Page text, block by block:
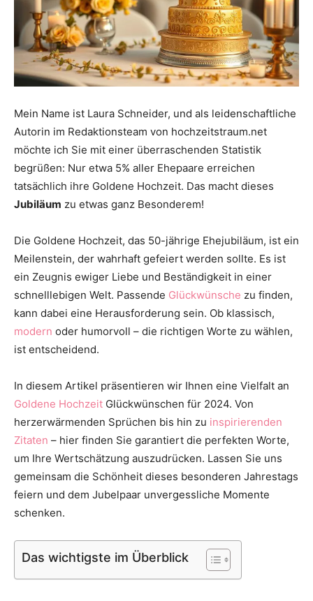
rund
um
das
Thema
Hochzeit
Mein Name ist Laura Schneider, und als leidenschaftliche
Autorin im Redaktionsteam von hochzeitstraum.net
möchte ich Sie mit einer überraschenden Statistik
begrüßen: Nur etwa 5% aller Ehepaare erreichen
tatsächlich ihre Goldene Hochzeit. Das macht dieses
Jubiläum zu etwas ganz Besonderem!
Die Goldene Hochzeit, das 50-jährige Ehejubiläum, ist ein
Meilenstein, der wahrhaft gefeiert werden sollte. Es ist
ein Zeugnis ewiger Liebe und Beständigkeit in einer
schnelllebigen Welt. Passende Glückwünsche zu finden,
kann dabei eine Herausforderung sein. Ob klassisch,
modern oder humorvoll – die richtigen Worte zu wählen,
ist entscheidend.
In diesem Artikel präsentieren wir Ihnen eine Vielfalt an
Goldene Hochzeit Glückwünschen für 2024. Von
herzerwärmenden Sprüchen bis hin zu inspirierenden
Zitaten – hier finden Sie garantiert die perfekten Worte,
um Ihre Wertschätzung auszudrücken. Lassen Sie uns
gemeinsam die Schönheit dieses besonderen Jahrestags
feiern und dem Jubelpaar unvergessliche Momente
schenken.
Das wichtigste im Überblick